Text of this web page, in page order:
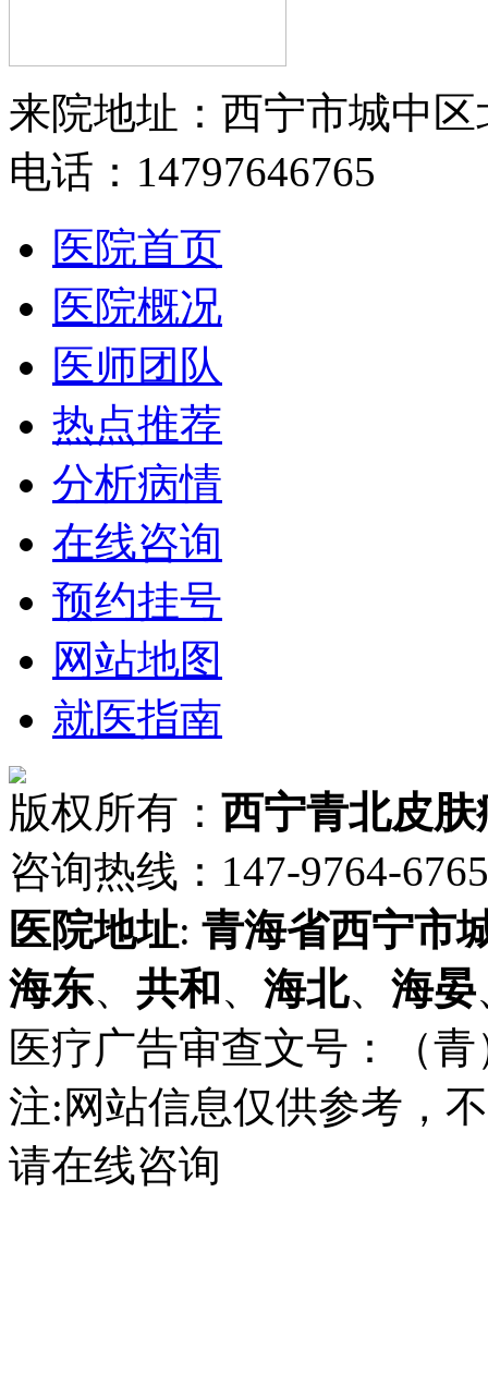
来院地址：西宁市城中区
电话：14797646765
医院首页
医院概况
医师团队
热点推荐
分析病情
在线咨询
预约挂号
网站地图
就医指南
版权所有： 西宁青北皮肤
咨询热线：147-9764-
医院地址: 青海省西宁市
海东、 共和 、 海北、 海晏
医疗广告审查文号：（
注:网站信息仅供参考，
请在线咨询